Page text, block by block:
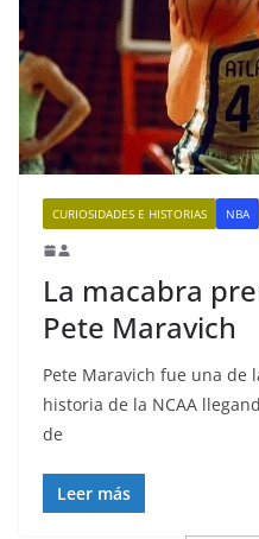
CURIOSIDADES E HISTORIAS NBA
La macabra
Pete Maravich
Pete Maravich fue una de
historia de la NCAA
de
Leer más